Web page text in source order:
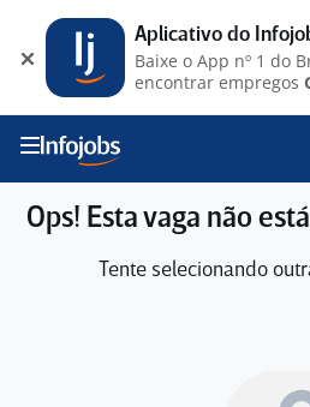
Ops! Esta vaga não
Tente selecionando
Aplicativo do
Baixe o App nº 1 do
encontrar empregos